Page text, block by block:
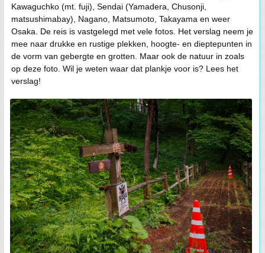
Kawaguchko (mt. fuji), Sendai (Yamadera, Chusonji,
matsushimabay), Nagano, Matsumoto, Takayama en weer
Osaka. De reis is vastgelegd met vele fotos. Het verslag neem je
mee naar drukke en rustige plekken, hoogte- en dieptepunten in
de vorm van gebergte en grotten. Maar ook de natuur in zoals
op deze foto. Wil je weten waar dat plankje voor is? Lees het
verslag!